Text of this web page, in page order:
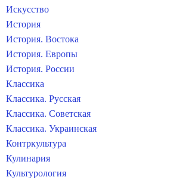
Искусство
История
История. Востока
История. Европы
История. России
Классика
Классика. Русская
Классика. Советская
Классика. Украинская
Контркультура
Кулинария
Культурология